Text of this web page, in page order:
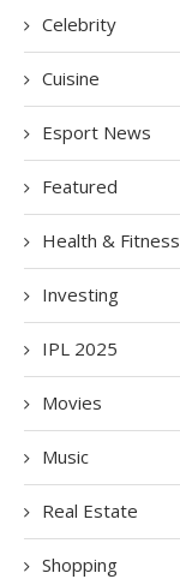
Celebrity
Cuisine
Esport News
Featured
Health & Fitness
Investing
IPL 2025
Movies
Music
Real Estate
Shopping